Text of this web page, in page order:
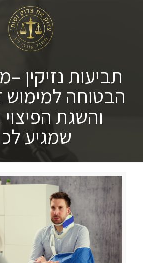
תביעות נזיקין
הבטוחה למימוש
והשגת
שמגיע